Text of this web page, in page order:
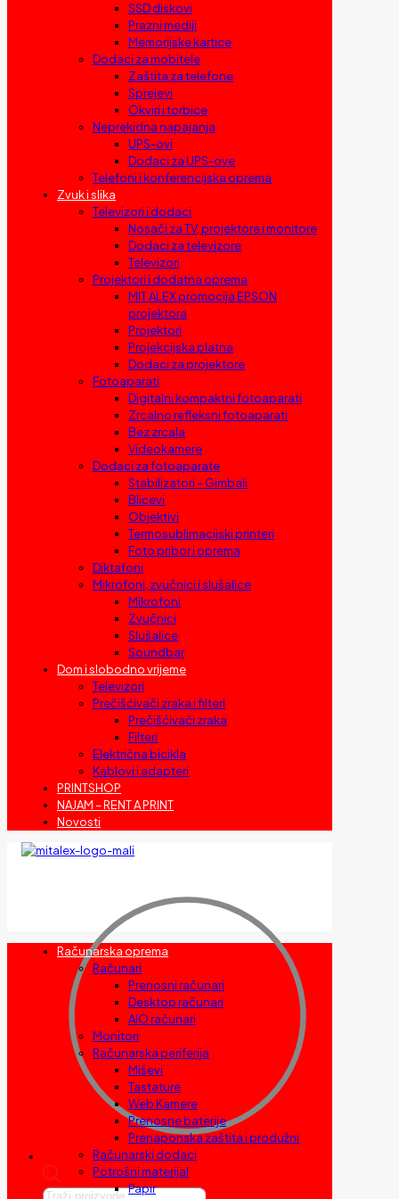
SSD diskovi
Prazni mediji
Memorijske kartice
Dodaci za mobitele
Zaštita za telefone
Sprejevi
Okviri i torbice
Neprekidna napajanja
UPS-ovi
Dodaci za UPS-ove
Telefoni i konferencijska oprema
Zvuk i slika
Televizori i dodaci
Nosači za TV, projektore i monitore
Dodaci za televizore
Televizori
Projektori i dodatna oprema
MIT ALEX promocija EPSON
projektora
Projektori
Projekcijska platna
Dodaci za projektore
Fotoaparati
Digitalni kompaktni fotoaparati
Zrcalno refleksni fotoaparati
Bez zrcala
Videokamere
Dodaci za fotoaparate
Stabilizatori – Gimbali
Blicevi
Objektivi
Termosublimacijski printeri
Foto pribor i oprema
Diktafoni
Mikrofoni, zvučnici i slušalice
Mikrofoni
Zvučnici
Slušalice
Soundbar
Dom i slobodno vrijeme
Televizori
Prečišćivači zraka i filteri
Prečišćivači zraka
Filteri
Električna bicikla
Kablovi i adapteri
PRINTSHOP
NAJAM – RENT A PRINT
Novosti
Products
Računarska oprema
Računari
Prenosni računari
Desktop računari
AIO računari
Monitori
Računarska periferija
Miševi
Tastature
Web Kamere
Prenosne baterije
Prenaponska zaštita i produžni
Računarski dodaci
Potrošni materijal
Papir